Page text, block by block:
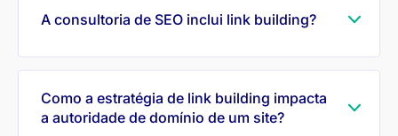
A consultoria de SEO inclui link building?
Como a estratégia de link building impacta
a autoridade de domínio de um site?